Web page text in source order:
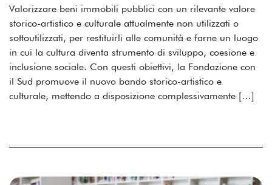
Valorizzare beni immobili pubblici con un rilevante valore
storico-artistico e culturale attualmente non utilizzati o
sottoutilizzati, per restituirli alle comunità e farne un luogo
in cui la cultura diventa strumento di sviluppo, coesione e
inclusione sociale. Con questi obiettivi, la Fondazione con
il Sud promuove il nuovo bando storico-artistico e
culturale, mettendo a disposizione complessivamente […]